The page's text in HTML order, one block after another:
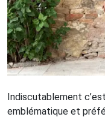
Indiscutablement
emblématique et